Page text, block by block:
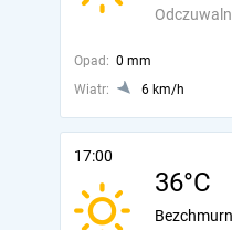
Opad: 0 mm
Wiatr:
6 km/h
17:00
36°C